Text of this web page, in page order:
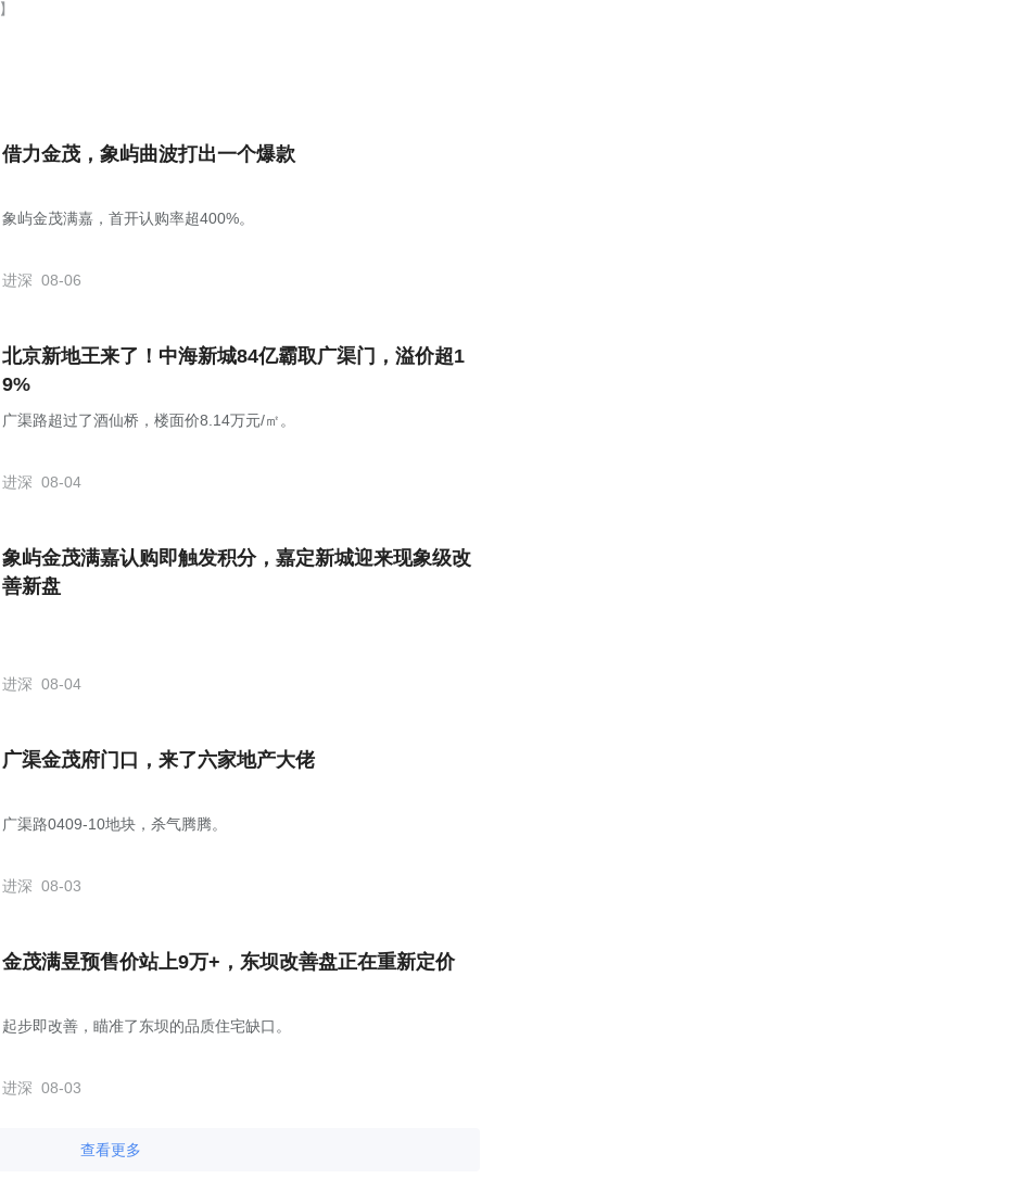
】
借力金茂，象屿曲波打出一个爆款
象屿金茂满嘉，首开认购率超400%。
进深 08-06
北京新地王来了！中海新城84亿霸取广渠门，溢价超1
9%
广渠路超过了酒仙桥，楼面价8.14万元/㎡。
进深 08-04
象屿金茂满嘉认购即触发积分，嘉定新城迎来现象级改
善新盘
进深 08-04
广渠金茂府门口，来了六家地产大佬
广渠路0409-10地块，杀气腾腾。
进深 08-03
金茂满昱预售价站上9万+，东坝改善盘正在重新定价
起步即改善，瞄准了东坝的品质住宅缺口。
进深 08-03
查看更多